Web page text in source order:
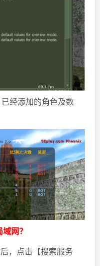
经添加的角色及数
网？
，点击【搜索服务